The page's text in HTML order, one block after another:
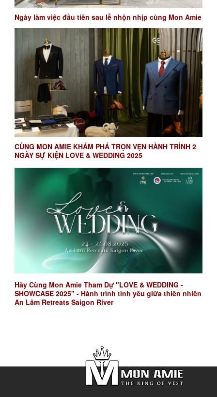
Ngày làm việc đầu tiên sau lễ nhộn nhịp cùng Mon Amie
CÙNG MON AMIE KHÁM PHÁ TRỌN VẸN HÀNH TRÌNH 2
NGÀY SỰ KIỆN LOVE & WEDDING 2025
Hãy Cùng Mon Amie Tham Dự "LOVE & WEDDING -
SHOWCASE 2025" - Hành trình tình yêu giữa thiên nhiên
An Lâm Retreats Saigon River